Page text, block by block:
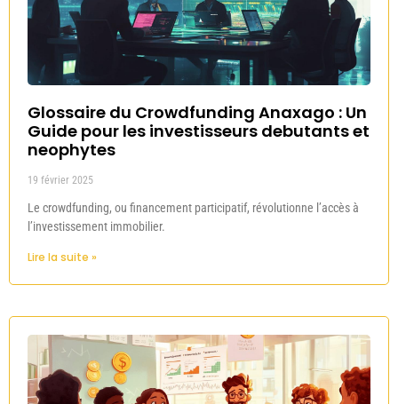
Glossaire du Crowdfunding Anaxago : Un
Guide pour les investisseurs debutants et
neophytes
19 février 2025
Le crowdfunding, ou financement participatif, révolutionne l’accès à
l’investissement immobilier.
Lire la suite »